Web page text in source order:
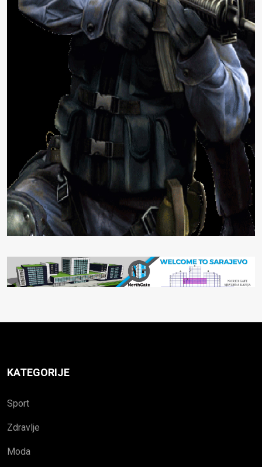
KATEGORIJE
Sport
Zdravlje
Moda